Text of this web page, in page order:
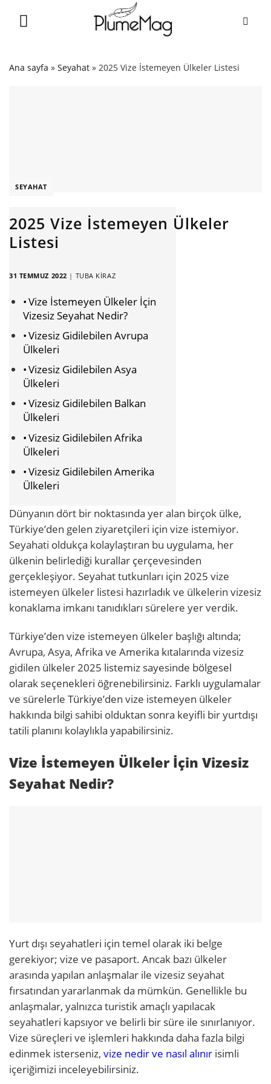
Ana sayfa » Seyahat » 2025 Vize İstemeyen Ülkeler Listesi
SEYAHAT
2025 Vize İstemeyen Ülkeler
Listesi
31 TEMMUZ 2022 | TUBA KIRAZ
Vize İstemeyen Ülkeler İçin
Vizesiz Seyahat Nedir?
Vizesiz Gidilebilen Avrupa
Ülkeleri
Vizesiz Gidilebilen Asya
Ülkeleri
Vizesiz Gidilebilen Balkan
Ülkeleri
Vizesiz Gidilebilen Afrika
Ülkeleri
Vizesiz Gidilebilen Amerika
Ülkeleri
Dünyanın dört bir noktasında yer alan birçok ülke,
Türkiye’den gelen ziyaretçileri için vize istemiyor.
Seyahati oldukça kolaylaştıran bu uygulama, her
ülkenin belirlediği kurallar çerçevesinden
gerçekleşiyor. Seyahat tutkunları için 2025 vize
istemeyen ülkeler listesi hazırladık ve ülkelerin vizesiz
konaklama imkanı tanıdıkları sürelere yer verdik.
Türkiye’den vize istemeyen ülkeler başlığı altında;
Avrupa, Asya, Afrika ve Amerika kıtalarında vizesiz
gidilen ülkeler 2025 listemiz sayesinde bölgesel
olarak seçenekleri öğrenebilirsiniz. Farklı uygulamalar
ve sürelerle Türkiye’den vize istemeyen ülkeler
hakkında bilgi sahibi olduktan sonra keyifli bir yurtdışı
tatili planını kolaylıkla yapabilirsiniz.
Vize İstemeyen Ülkeler İçin Vizesiz
Seyahat Nedir?
Yurt dışı seyahatleri için temel olarak iki belge
gerekiyor; vize ve pasaport. Ancak bazı ülkeler
arasında yapılan anlaşmalar ile vizesiz seyahat
fırsatından yararlanmak da mümkün. Genellikle bu
anlaşmalar, yalnızca turistik amaçlı yapılacak
seyahatleri kapsıyor ve belirli bir süre ile sınırlanıyor.
Vize süreçleri ve işlemleri hakkında daha fazla bilgi
edinmek isterseniz, vize nedir ve nasıl alınır isimli
içeriğimizi inceleyebilirsiniz.